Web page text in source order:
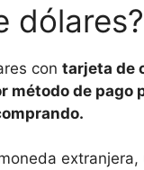
dólares?
con tarjeta de
método de pago